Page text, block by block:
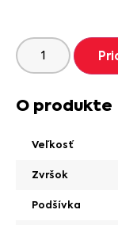
O produkte
Veľkosť
Zvršok
Podšívka